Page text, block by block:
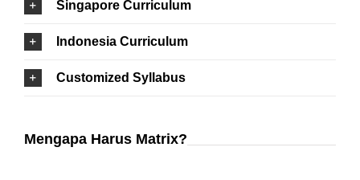
Singapore Curriculum
Indonesia Curriculum
Customized Syllabus
Mengapa Harus Matrix?